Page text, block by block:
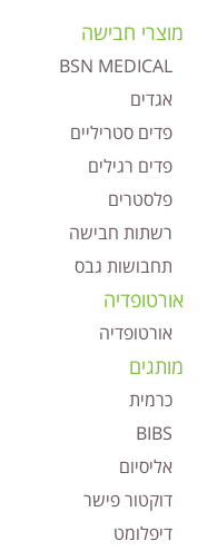
מוצרי חבישה
BSN MEDICAL
אגדים
פדים סטריליים
פדים רגילים
פלסטרים
רשתות חבישה
תחבושות גבס
אורטופדיה
אורטופדיה
מותגים
כרמית
BIBS
אליסיום
דוקטור פישר
דיפלומט